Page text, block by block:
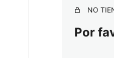
NO
Por